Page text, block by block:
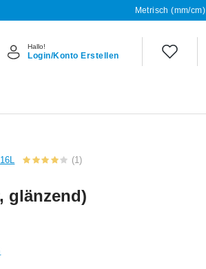
Metrisch (mm/cm)
Hallo!
Login/Konto Erstellen
(1)
glänzend)